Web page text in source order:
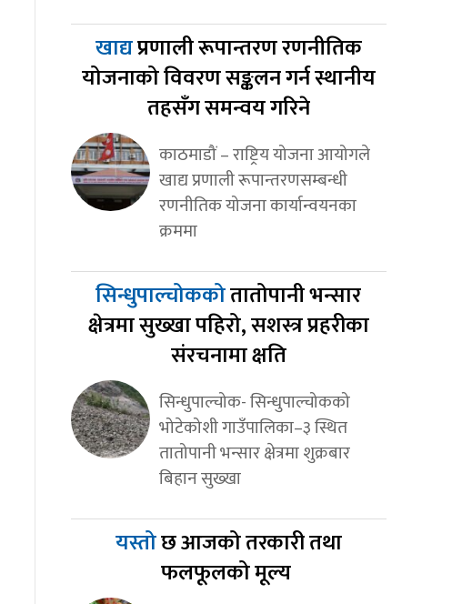
खाद्यप्रणाली रूपान्तरण रणनीतिक
योजनाको विवरण सङ्कलन गर्न स्थानीय
तहसँग समन्वय गरिने
काठमाडौं – राष्ट्रिय योजना आयोगले
खाद्य प्रणाली रूपान्तरणसम्बन्धी
रणनीतिक योजना कार्यान्वयनका
क्रममा
सिन्धुपाल्चोककोतातोपानी भन्सार
क्षेत्रमा सुख्खा पहिरो, सशस्त्र प्रहरीका
संरचनामा क्षति
सिन्धुपाल्चोक- सिन्धुपाल्चोकको
भोटेकोशी गाउँपालिका–३ स्थित
तातोपानी भन्सार क्षेत्रमा शुक्रबार
बिहान सुख्खा
यस्तोछ आजको तरकारी तथा
फलफूलको मूल्य